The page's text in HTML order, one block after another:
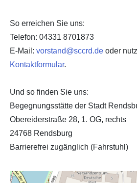
So erreichen Sie uns:
Telefon: 04331 8701873
E-Mail: vorstand@sccrd.de oder
Kontaktformular.
Und so finden Sie uns:
Begegnungsstätte der Stadt
Obereiderstraße 28, 1. OG, rechts
24768 Rendsburg
Barrierefrei zugänglich (Fahrstuhl)